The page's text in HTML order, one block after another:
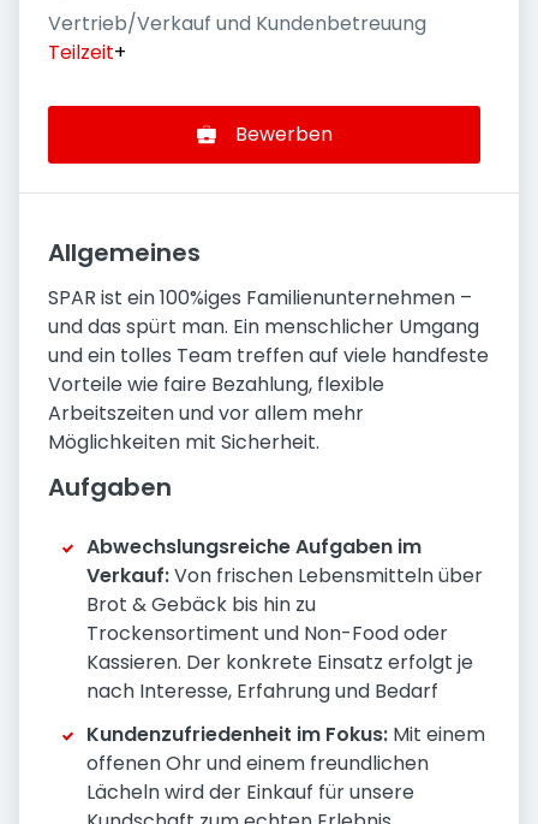
Vertrieb/Verkauf und Kundenbetreuung
Teilzeit+
Bewerben
Allgemeines
SPAR ist ein 100%iges Familienunternehmen –
und das spürt man. Ein menschlicher Umgang
und ein tolles Team treffen auf viele handfeste
Vorteile wie faire Bezahlung, flexible
Arbeitszeiten und vor allem mehr
Möglichkeiten mit Sicherheit.
Aufgaben
Abwechslungsreiche Aufgaben im
Verkauf:Von frischen Lebensmitteln über
Brot & Gebäck bis hin zu
Trockensortiment und Non-Food oder
Kassieren. Der konkrete Einsatz erfolgt je
nach Interesse, Erfahrung und Bedarf
Kundenzufriedenheit im Fokus: Mit einem
offenen Ohr und einem freundlichen
Lächeln wird der Einkauf für unsere